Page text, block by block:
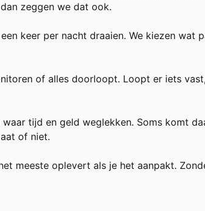
zeggen we dat ook.
keer per nacht draaien. We kiezen wat
of alles doorloopt. Loopt er iets
tijd en geld weglekken. Soms komt
of niet.
meeste oplevert als je het aanpakt.